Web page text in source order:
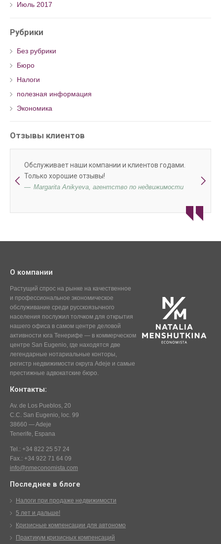
Июль 2017
Рубрики
Без рубрики
Бюро
Налоги
полезная информация
Экономика
Отзывы клиентов
Обслуживает наши компании и клиентов годами.
Только хорошие отзывы!
Margarita Anikyeva, агентство по недвижимости
О компании
Растущий спрос на рынке на качественное
и профессиональное экономическое
обслуживание среди русскоязычного
населения послужил толчком для открытия
нашего офиса в самом центре деловой
активности юга Тенерифе — в коммерческом
центре San Eugenio, где находятся две
легендарные нотариальные конторы,
регистр недвижимости округа Adeje и самые
престижные адвокатские бюро.
Контакты:
Av. de Los Pueblos, 20
C.C. San Eugenio, loc. 99
38660 — Adeje
Tenerife, Espana
Tel.: +34 822 25 57 24
Fax.: +34 922 71 64 09
info@nmeconomista.com
Последнее в блоге
Налоги при продаже недвижимости
5 лет и дальше!
Кризисные компенсации для автономо
Практикум кризисных компенсаций